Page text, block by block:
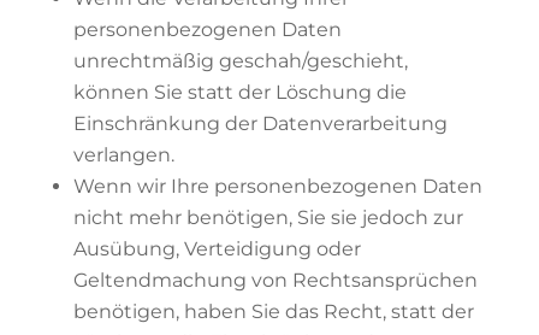
personenbezogenen Daten
unrechtmäßig geschah/geschieht,
können Sie statt der Löschung die
Einschränkung der Datenverarbeitung
verlangen.
Wenn wir Ihre personenbezogenen Daten
nicht mehr benötigen, Sie sie jedoch zur
Ausübung, Verteidigung oder
Geltendmachung von Rechtsansprüchen
benötigen, haben Sie das Recht, statt der